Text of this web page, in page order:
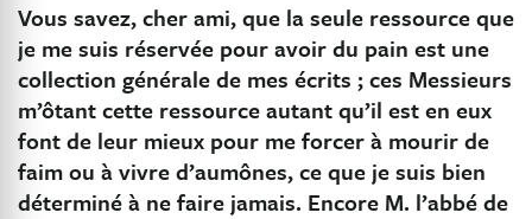
Vous savez, cher ami, que la seule ressource que
je me suis réservée pour avoir du pain est une
collection générale de mes écrits ; ces Messieurs
m’ôtant cette ressource autant qu’il est en eux
font de leur mieux pour me forcer à mourir de
faim ou à vivre d’aumônes, ce que je suis bien
déterminé à ne faire jamais. Encore M. l’abbé de